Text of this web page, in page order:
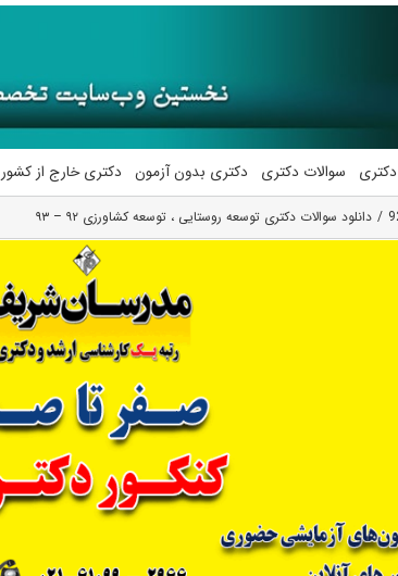
سوالات دکتری دکتری بدون آزمون دکتری خارج از کشور
دانلود سوالات دکتری توسعه روستایی ، توسعه کشاورزی ۹۲ – ۹۳